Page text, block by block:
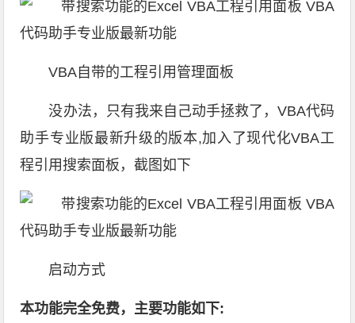
VBA自带的工程引用管理面板
没办法，只有我来自己动手拯救了，VBA代码
助手专业版最新升级的版本,加入了现代化VBA工
程引用搜索面板，截图如下
启动方式
本功能完全免费，主要功能如下: